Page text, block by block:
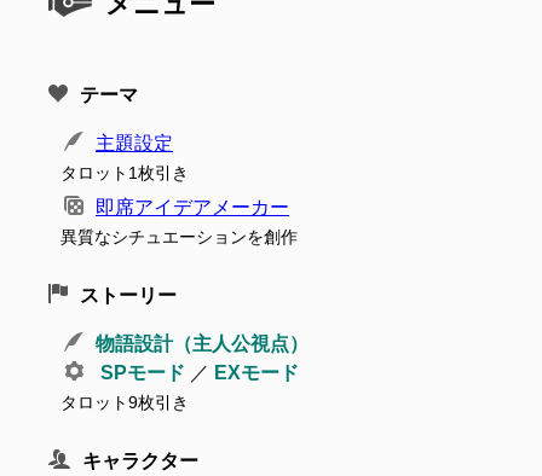
テーマ
主題設定
タロット1枚引き
即席アイデアメーカー
異質なシチュエーションを創作
ストーリー
物語設計（主人公視点）
SPモード ／ EXモード
タロット9枚引き
キャラクター